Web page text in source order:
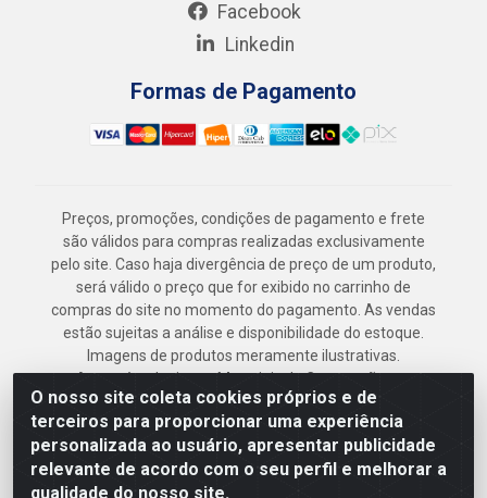
O nosso site coleta cookies próprios e de
terceiros para proporcionar uma experiência
personalizada ao usuário, apresentar publicidade
relevante de acordo com o seu perfil e melhorar a
qualidade do nosso site.
Facebook
Linkedin
Formas de Pagamento
Preços, promoções, condições de pagamento e frete
são válidos para compras realizadas exclusivamente
pelo site. Caso haja divergência de preço de um produto,
será válido o preço que for exibido no carrinho de
compras do site no momento do pagamento. As vendas
estão sujeitas a análise e disponibilidade do estoque.
Imagens de produtos meramente ilustrativas.
Armazém Jenipapo Materiais de Construção em
Geral LTDA - Rua das Flores, 2691 - Guabiraba,
Recife/PE - CEP 52.291-630 - CNPJ
41.097.379/0001-